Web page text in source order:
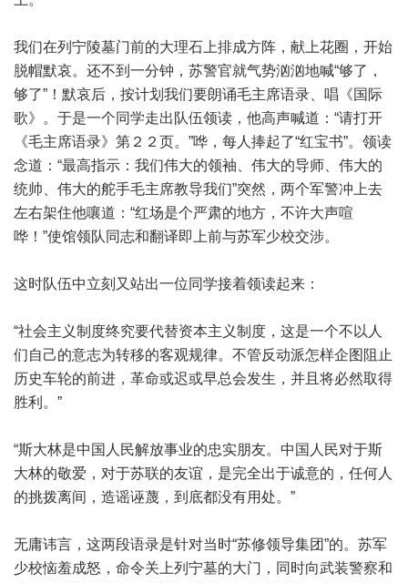
我们在列宁陵墓门前的大理石上排成方阵，献上花圈，开始
脱帽默哀。还不到一分钟，苏警官就气势汹汹地喊“够了，
够了”！默哀后，按计划我们要朗诵毛主席语录、唱《国际
歌》。于是一个同学走出队伍领读，他高声喊道：“请打开
《毛主席语录》第２２页。”哗，每人捧起了“红宝书”。领读
念道：“最高指示：我们伟大的领袖、伟大的导师、伟大的
统帅、伟大的舵手毛主席教导我们”突然，两个军警冲上去
左右架住他嚷道：“红场是个严肃的地方，不许大声喧
哗！”使馆领队同志和翻译即上前与苏军少校交涉。
这时队伍中立刻又站出一位同学接着领读起来：
“社会主义制度终究要代替资本主义制度，这是一个不以人
们自己的意志为转移的客观规律。不管反动派怎样企图阻止
历史车轮的前进，革命或迟或早总会发生，并且将必然取得
胜利。”
“斯大林是中国人民解放事业的忠实朋友。中国人民对于斯
大林的敬爱，对于苏联的友谊，是完全出于诚意的，任何人
的挑拨离间，造谣诬蔑，到底都没有用处。”
无庸讳言，这两段语录是针对当时“苏修领导集团”的。苏军
少校恼羞成怒，命令关上列宁墓的大门，同时向武装警察和